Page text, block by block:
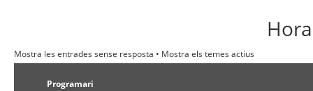
Mostra les entrades sense resposta • Mostra els temes actius
Programari